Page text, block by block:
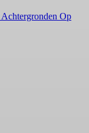
Achtergronden Op